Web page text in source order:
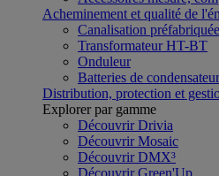
Acheminement et qualité de
Canalisation préfabriquée
Transformateur HT-BT
Onduleur
Batteries de condensateur
Distribution, protection et
Explorer par gamme
Découvrir Drivia
Découvrir Mosaic
Découvrir DMX³
Découvrir Green'Up